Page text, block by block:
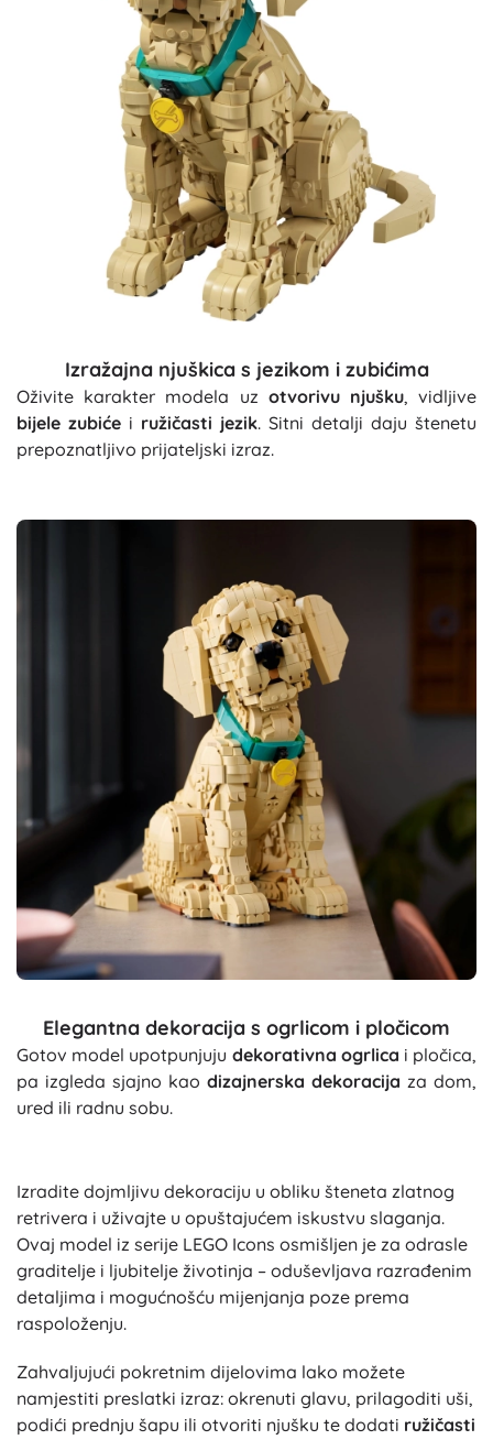
Izražajna njuškica s jezikom i zubićima
Oživite karakter modela uz otvorivu njušku, vidljive
bijele zubiće i ružičasti jezik. Sitni detalji daju štenetu
prepoznatljivo prijateljski izraz.
Elegantna dekoracija s ogrlicom i pločicom
Gotov model upotpunjuju dekorativna ogrlica i pločica,
pa izgleda sjajno kao dizajnerska dekoracija za dom,
ured ili radnu sobu.
Izradite dojmljivu dekoraciju u obliku šteneta zlatnog
retrivera i uživajte u opuštajućem iskustvu slaganja.
Ovaj model iz serije LEGO Icons osmišljen je za odrasle
graditelje i ljubitelje životinja – oduševljava razrađenim
detaljima i mogućnošću mijenjanja poze prema
raspoloženju.
Zahvaljujući pokretnim dijelovima lako možete
namjestiti preslatki izraz: okrenuti glavu, prilagoditi uši,
podići prednju šapu ili otvoriti njušku te dodati ružičasti